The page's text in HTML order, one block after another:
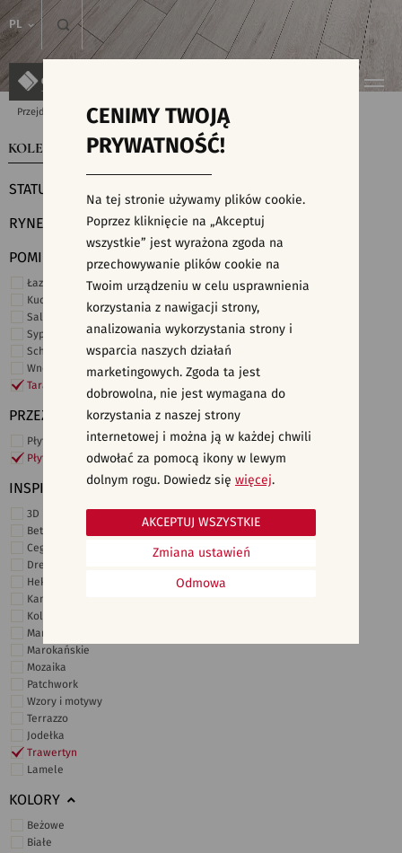
PL
Przejdź do strony głównej Kolekcje
KOLEKCJE WYSZUKIWARKA PŁYTEK
STATUS
RYNEK
POMIESZCZENIE
Łazienka
Kuchnia
Salon i hol
Sypialnia
Schody
Wnętrza komercyjne
Taras i ogród
PRZEZNACZENIE
Płytki ścienne
Płytki podłogowe
INSPIRACJE
3D i struktury
Beton
Cegiełki
Drewno
Heksagonalne
Kamień
Kolor
Marmur
Marokańskie
Mozaika
Patchwork
Wzory i motywy
Terrazzo
Jodełka
Trawertyn
Lamele
KOLORY
Beżowe
Białe
CENIMY TWOJĄ
PRYWATNOŚĆ!
Na tej stronie używamy plików cookie.
Poprzez kliknięcie na „Akceptuj
wszystkie” jest wyrażona zgoda na
przechowywanie plików cookie na
Twoim urządzeniu w celu usprawnienia
korzystania z nawigacji strony,
analizowania wykorzystania strony i
wsparcia naszych działań
marketingowych. Zgoda ta jest
dobrowolna, nie jest wymagana do
korzystania z naszej strony
internetowej i można ją w każdej chwili
odwołać za pomocą ikony w lewym
dolnym rogu. Dowiedz się więcej.
Odmowa
Zmiana ustawień
AKCEPTUJ WSZYSTKIE